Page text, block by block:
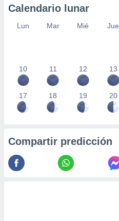
Calendario lunar
Lun Mar Mié Jue
10 11 12 13
17 18 19 20
Compartir predicción